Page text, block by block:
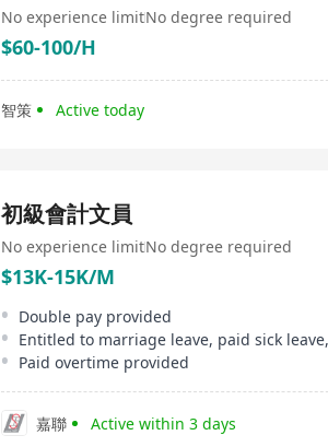
No experience limitNo degree required
$60-100/H
智策 Active today
初級會計文員
No experience limitNo degree required
$13K-15K/M
Double pay provided
Paid overtime provided
嘉聯 Active within 3 days